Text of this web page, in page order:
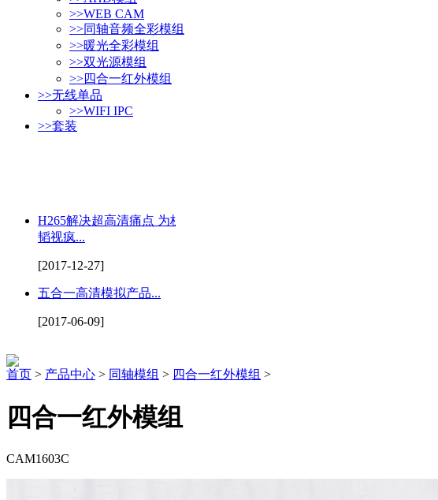
>>WEB CAM
>>同轴音频全彩模组
>>暖光全彩模组
>>双光源模组
>>四合一红外模组
>>无线单品
>>WIFI IPC
>>套装
H265解决超高清痛点 为杭州
韬视疯...
[2017-12-27]
五合一高清模拟产品...
[2017-06-09]
首页 > 产品中心 > 同轴模组 > 四合一红外模组 >
四合一红外模组
CAM1603C